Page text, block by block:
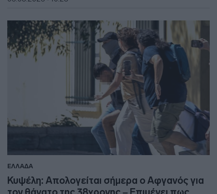
ΕΛΛΑΔΑ
Κυψέλη: Απολογείται σήμερα ο Αφγανός για